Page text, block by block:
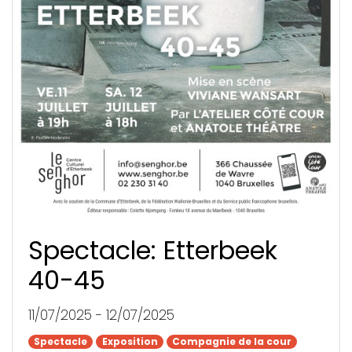
Spectacle Exposition
Compagnie de la cour
Spectacle: Etterbeek
40-45
11/07/2025 - 12/07/2025
Spectacle Exposition
Compagnie de la cour